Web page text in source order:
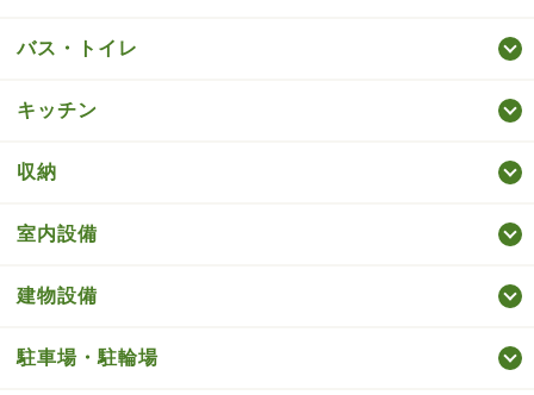
バス・トイレ
キッチン
収納
室内設備
建物設備
駐車場・駐輪場